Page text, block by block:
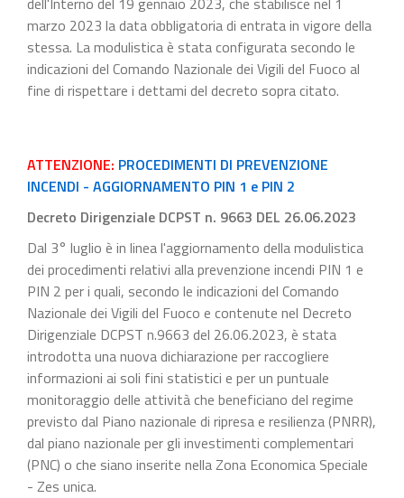
marzo 2023 la data obbligatoria di entrata in vigore della
stessa. La modulistica è stata configurata secondo le
indicazioni del Comando Nazionale dei Vigili del Fuoco al
fine di rispettare i dettami del decreto sopra citato.
ATTENZIONE: PROCEDIMENTI DI PREVENZIONE
INCENDI - AGGIORNAMENTO PIN 1 e PIN 2
Decreto Dirigenziale DCPST n. 9663 DEL 26.06.2023
Dal 3° luglio è in linea l'aggiornamento della modulistica
dei procedimenti relativi alla prevenzione incendi PIN 1 e
PIN 2 per i quali, secondo le indicazioni del Comando
Nazionale dei Vigili del Fuoco e contenute nel Decreto
Dirigenziale DCPST n.9663 del 26.06.2023, è stata
introdotta una nuova dichiarazione per raccogliere
informazioni ai soli fini statistici e per un puntuale
monitoraggio delle attività che beneficiano del regime
previsto dal Piano nazionale di ripresa e resilienza (PNRR),
dal piano nazionale per gli investimenti complementari
(PNC) o che siano inserite nella Zona Economica Speciale
- Zes unica.